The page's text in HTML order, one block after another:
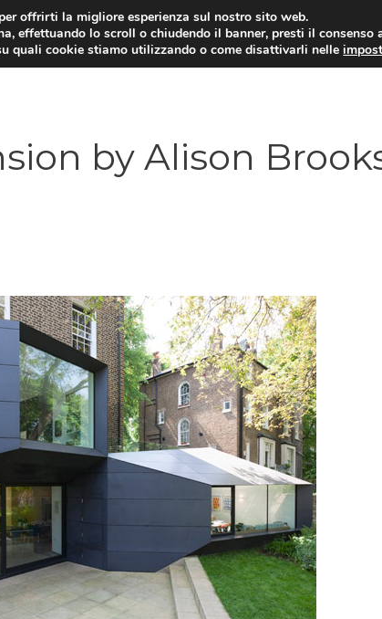
by Alison
offrirti la migliore esperienza sul nostro sito web.
effettuando lo scroll o chiudendo il banner, presti il consenso
quali cookie stiamo utilizzando o come disattivarli nelle